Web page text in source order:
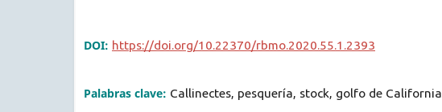
DOI: https://doi.org/10.22370/rbmo.2020.55.1.2393
Palabras clave: Callinectes, pesquería, stock, golfo de California